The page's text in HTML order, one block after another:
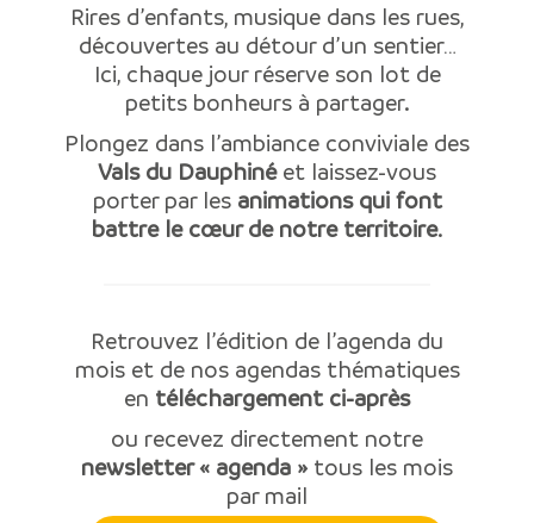
Rires d’enfants, musique dans les rues,
découvertes au détour d’un sentier…
Ici, chaque jour réserve son lot de
petits bonheurs à partager.
Plongez dans l’ambiance conviviale des
Vals du Dauphinéet laissez-vous
porter par les animations qui font
battre le cœur de notre territoire.
Retrouvez l’édition de l’agenda du
mois et de nos agendas thématiques
en téléchargement ci-après
ou recevez directement notre
newsletter « agenda » tous les mois
par mail